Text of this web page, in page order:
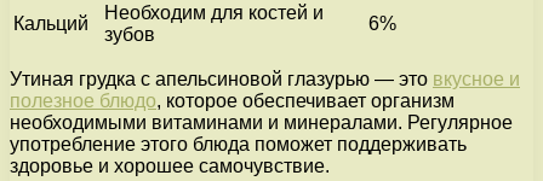
Кальций
Необходим для костей и
зубов
6%
Утиная грудка с апельсиновой глазурью — это вкусное и
полезное блюдо, которое обеспечивает организм
необходимыми витаминами и минералами. Регулярное
употребление этого блюда поможет поддерживать
здоровье и хорошее самочувствие.